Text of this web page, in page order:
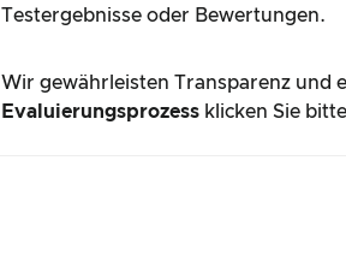
Testergebnisse oder Bewertungen.
Wir gewährleisten Transparenz und
Evaluierungsprozess klicken Sie bitte